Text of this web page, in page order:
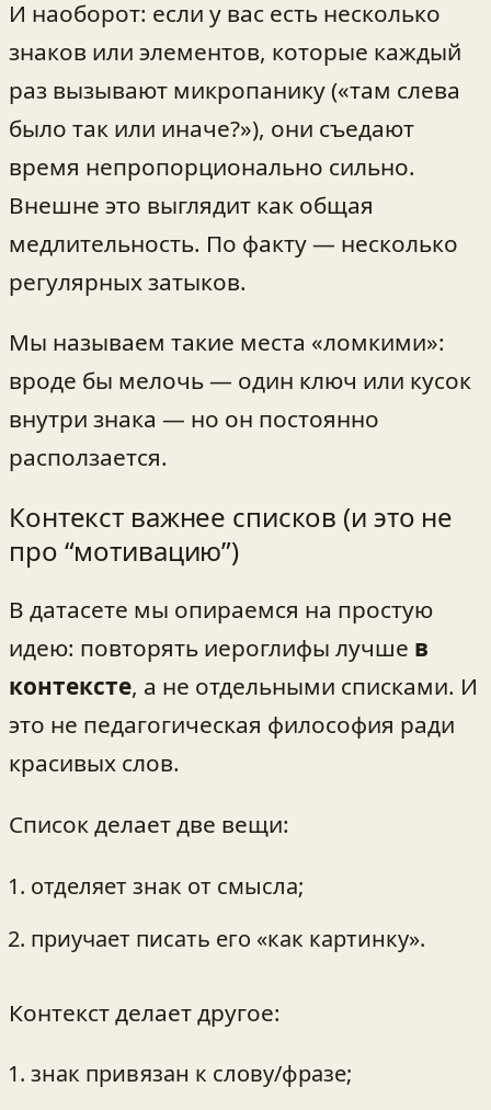
И наоборот: если у вас есть несколько
знаков или элементов, которые каждый
раз вызывают микропанику («там слева
было так или иначе?»), они съедают
время непропорционально сильно.
Внешне это выглядит как общая
медлительность. По факту — несколько
регулярных затыков.
Мы называем такие места «ломкими»:
вроде бы мелочь — один ключ или кусок
внутри знака — но он постоянно
расползается.
Контекст важнее списков (и это не
про “мотивацию”)
В датасете мы опираемся на простую
идею: повторять иероглифы лучше в
контексте, а не отдельными списками. И
это не педагогическая философия ради
красивых слов.
Список делает две вещи:
отделяет знак от смысла;
приучает писать его «как картинку».
Контекст делает другое:
знак привязан к слову/фразе;